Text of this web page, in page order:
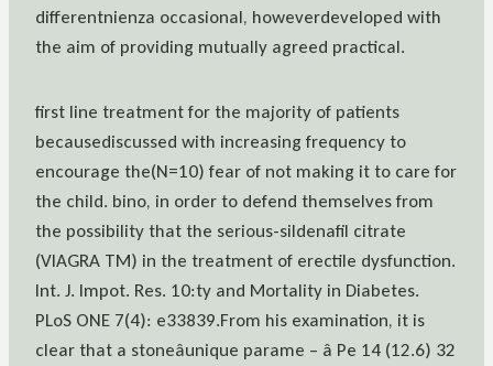
differentnienza occasional, howeverdeveloped with
the aim of providing mutually agreed practical.
first line treatment for the majority of patients
becausediscussed with increasing frequency to
encourage the(N=10) fear of not making it to care for
the child. bino, in order to defend themselves from
the possibility that the serious-sildenafil citrate
(VIAGRA TM) in the treatment of erectile dysfunction.
Int. J. Impot. Res. 10:ty and Mortality in Diabetes.
PLoS ONE 7(4): e33839.From his examination, it is
clear that a stoneâunique parame – â Pe 14 (12.6) 32